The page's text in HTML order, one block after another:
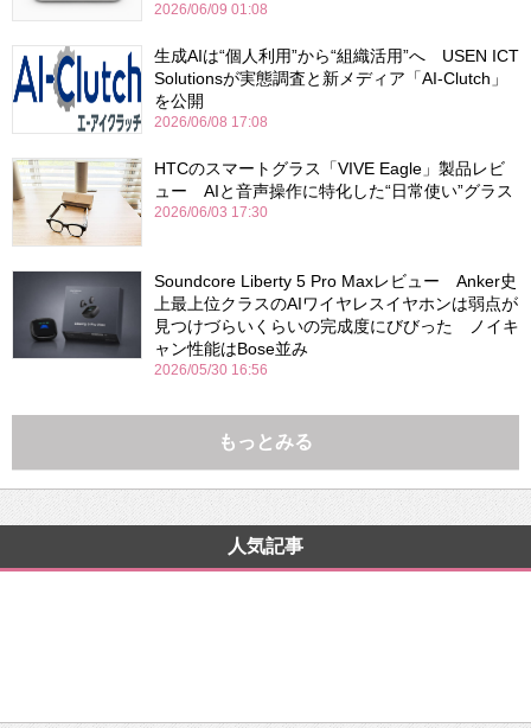
2026/06/09 01:08
生成AIは“個人利用”から“組織活用”へ USEN ICT
Solutionsが実態調査と新メディア「AI-Clutch」
を公開
2026/06/08 17:08
HTCのスマートグラス「VIVE Eagle」製品レビ
ュー AIと音声操作に特化した“日常使い”グラス
2026/06/03 17:30
Soundcore Liberty 5 Pro Maxレビュー Anker史
上最上位クラスのAIワイヤレスイヤホンは弱点が
見つけづらいくらいの完成度にびびった ノイキ
ャン性能はBose並み
2026/05/30 16:56
もっとみる
人気記事